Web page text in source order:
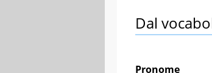
Dal
Pronome